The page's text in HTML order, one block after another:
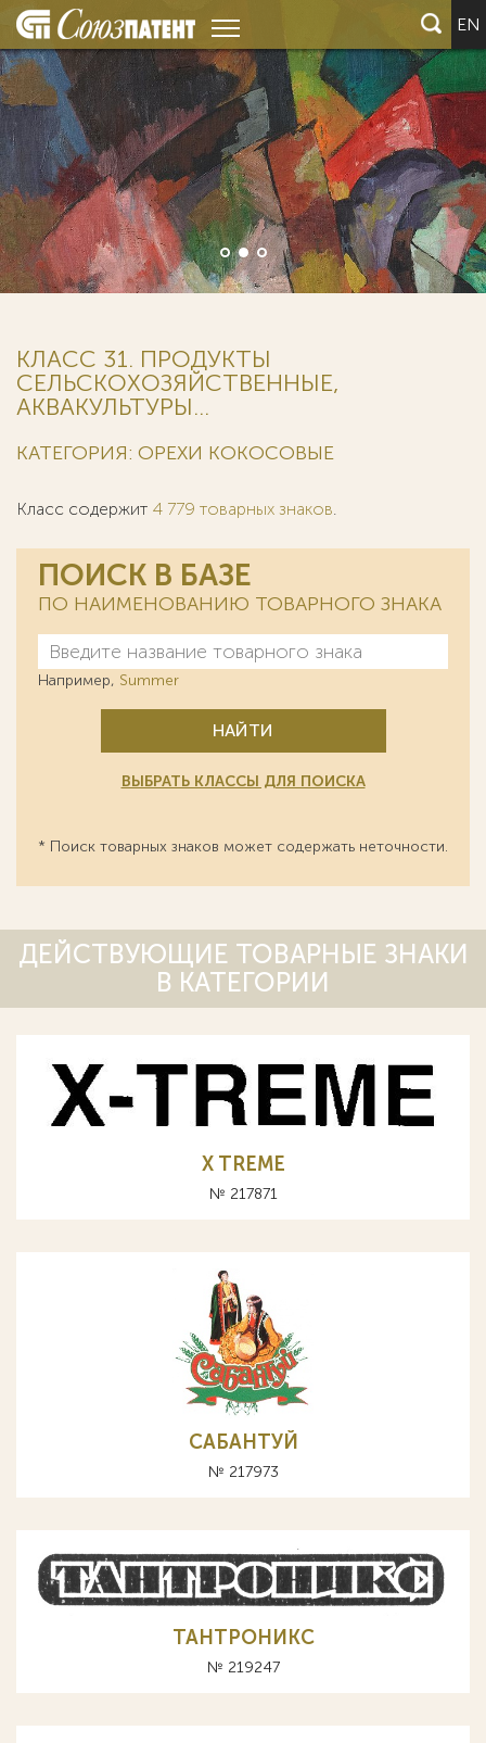
EN
КЛАСС 31. ПРОДУКТЫ
СЕЛЬСКОХОЗЯЙСТВЕННЫЕ,
АКВАКУЛЬТУРЫ...
КАТЕГОРИЯ: ОРЕХИ КОКОСОВЫЕ
Класс содержит 4 779 товарных знаков.
ПОИСК В БАЗЕ
ПО НАИМЕНОВАНИЮ ТОВАРНОГО ЗНАКА
Например, Summer
НАЙТИ
ВЫБРАТЬ КЛАССЫ ДЛЯ ПОИСКА
* Поиск товарных знаков может содержать неточности.
ДЕЙСТВУЮЩИЕ ТОВАРНЫЕ ЗНАКИ
В КАТЕГОРИИ
X TREME
№ 217871
САБАНТУЙ
№ 217973
ТАНТРОНИКС
№ 219247